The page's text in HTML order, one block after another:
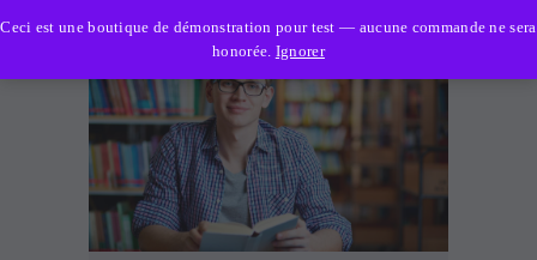
Ceci est une boutique de démonstration pour test — aucune commande ne sera
honorée. Ignorer
ACCUEIL
ASPIS SÉCURITÉ
ADMISSION
SERVICES
Aspis Sécurité